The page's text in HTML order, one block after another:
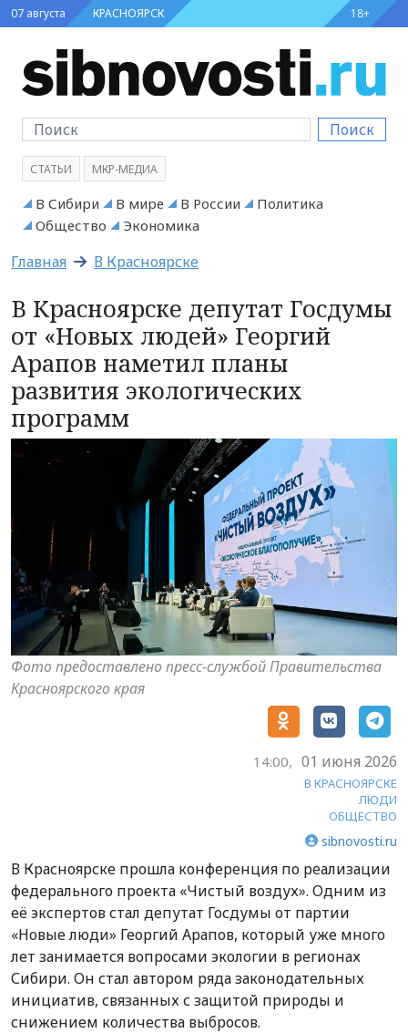
07 августа КРАСНОЯРСК 18+
Поиск
СТАТЬИ МКР-МЕДИА
В Сибири В мире В России
Политика
Общество
Экономика
Главная В Красноярске
В Красноярске депутат Госдумы
от «Новых людей» Георгий
Арапов наметил планы
развития экологических
программ
Фото предоставлено пресс-службой Правительства
Красноярского края
14:00, 01 июня 2026
В КРАСНОЯРСКЕ
ЛЮДИ
ОБЩЕСТВО
sibnovosti.ru
В Красноярске прошла конференция по реализации
федерального проекта «Чистый воздух». Одним из
её экспертов стал депутат Госдумы от партии
«Новые люди» Георгий Арапов, который уже много
лет занимается вопросами экологии в регионах
Сибири. Он стал автором ряда законодательных
инициатив, связанных с защитой природы и
снижением количества выбросов.